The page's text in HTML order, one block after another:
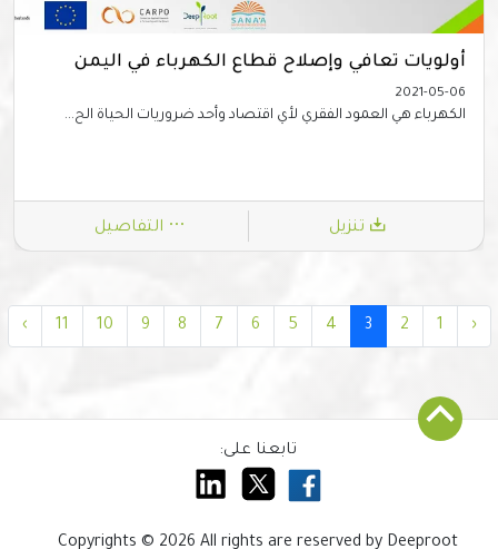
أولويات تعافي وإصلاح قطاع الكهرباء في اليمن
2021-05-06
الكهرباء هي العمود الفقري لأي اقتصاد وأحد ضروريات الحياة الح...
تنزيل التفاصيل
‹
1
2
3
4
5
6
7
8
9
10
11
›
تابعنا على:
Copyrights © 2026 All rights are reserved by Deeproot